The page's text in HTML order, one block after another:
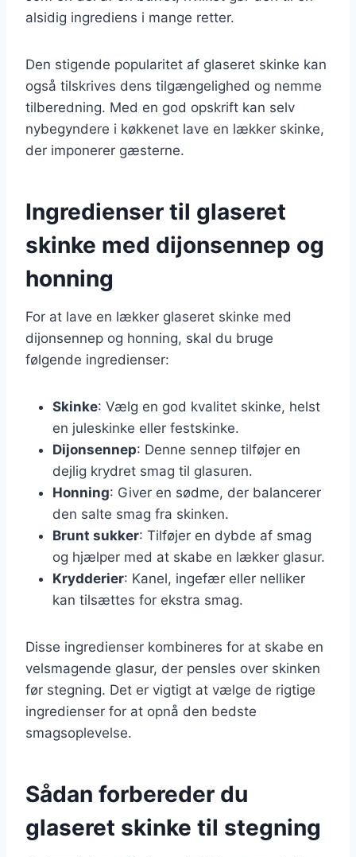
alsidig ingrediens i mange retter.
Den stigende popularitet af glaseret skinke kan
også tilskrives dens tilgængelighed og nemme
tilberedning. Med en god opskrift kan selv
nybegyndere i køkkenet lave en lækker skinke,
der imponerer gæsterne.
Ingredienser til glaseret
skinke med dijonsennep og
honning
For at lave en lækker glaseret skinke med
dijonsennep og honning, skal du bruge
følgende ingredienser:
Skinke: Vælg en god kvalitet skinke, helst
en juleskinke eller festskinke.
Dijonsennep: Denne sennep tilføjer en
dejlig krydret smag til glasuren.
Honning: Giver en sødme, der balancerer
den salte smag fra skinken.
Brunt sukker: Tilføjer en dybde af smag
og hjælper med at skabe en lækker glasur.
Krydderier: Kanel, ingefær eller nelliker
kan tilsættes for ekstra smag.
Disse ingredienser kombineres for at skabe en
velsmagende glasur, der pensles over skinken
før stegning. Det er vigtigt at vælge de rigtige
ingredienser for at opnå den bedste
smagsoplevelse.
Sådan forbereder du
glaseret skinke til stegning